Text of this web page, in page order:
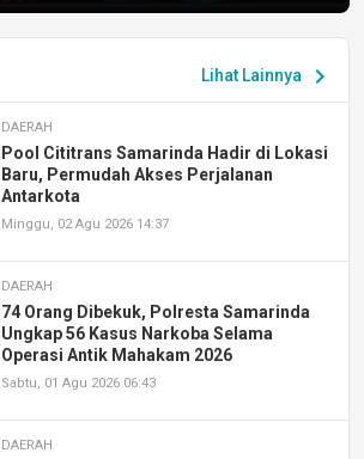
Lihat Lainnya chevron_right
DAERAH
Pool Cititrans Samarinda Hadir di Lokasi
Baru, Permudah Akses Perjalanan
Antarkota
Minggu, 02 Agu 2026 14:37
DAERAH
74 Orang Dibekuk, Polresta Samarinda
Ungkap 56 Kasus Narkoba Selama
Operasi Antik Mahakam 2026
Sabtu, 01 Agu 2026 06:43
DAERAH